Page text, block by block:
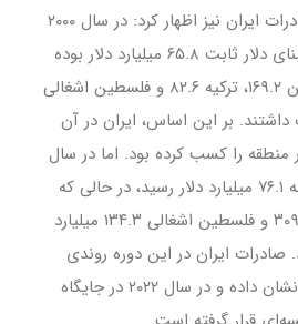
نهاوندیان در خصوص صادرات ایران نیز اظهار کرد: در سال ۲۰۰۰
ارزش صادرات ایران بر مبنای دلار ثابت ۶۵.۸ میلیارد دلار بوده
است، در حالی که عربستان ۱۶۹.۲، ترکیه ۸۲.۶ و فلسطین اشغالی
داشتند. بر این اساس، ایران در آن
را کسب کرده بود. اما در سال
۲۰۲۲ صادرات ایران تنها به ۷۶.۱ میلیارد دلار رسید، در حالی که
عربستان ۲۴۸.۹، ترکیه ۳۰۹.۸ و فلسطین اشغالی ۱۳۴.۳ میلیارد
صادرات ایران در این دوره روندی
یکنواخت و بدون جهش نشان داده و در سال ۲۰۲۲ در جایگاه